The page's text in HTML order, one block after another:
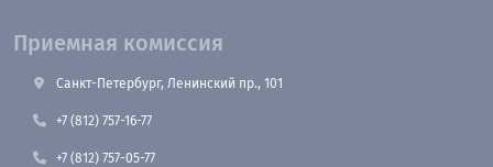
Приемная комиссия
Санкт-Петербург, Ленинский пр., 101
+7 (812) 757-16-77
+7 (812) 757-05-77